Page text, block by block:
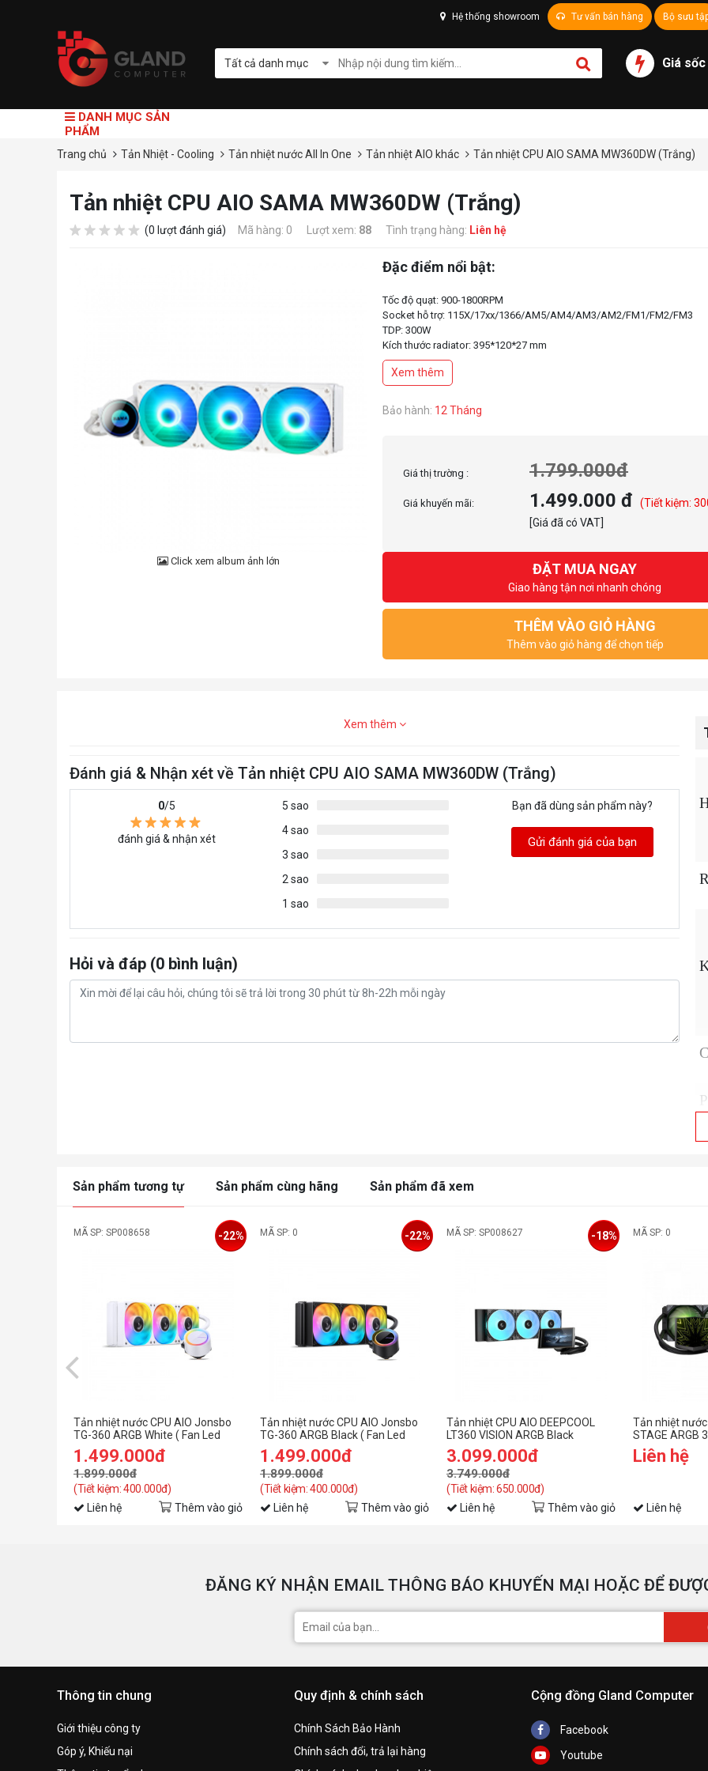
Hệ thống showroom Tư vấn bán hàng Bộ sưu
Tất cả danh mục Giá sốc
DANH MỤC SẢN
PHẨM
Trang chủ Tản Nhiệt - Cooling Tản nhiệt nước All In One Tản nhiệt AIO khác Tản nhiệt CPU AIO SAMA MW360DW (Trắng)
Tản nhiệt CPU AIO SAMA MW360DW (Trắng)
(0 lượt đánh giá) Mã hàng: 0 Lượt xem: 88 Tình trạng hàng: Liên hệ
Click xem album ảnh lớn
Đặc điểm nổi bật:
Tốc độ quạt: 900-1800RPM
Socket hỗ trợ: 115X/17xx/1366/AM5/AM4/AM3/AM2/FM1/FM2/FM3
TDP: 300W
Kích thước radiator: 395*120*27 mm
Kích thước block: 74*89.2*51.8 mm
Tốc độ bơm: 2500RPM
Ống bọc lưới cao cấp
Xem thêm
Bảo hành: 12 Tháng
Giá thị trường : 1.799.000đ
Giá khuyến mãi: 1.499.000 đ
(Tiết kiệm:
[Giá đã có VAT]
ĐẶT MUA NGAY
Giao hàng tận nơi nhanh chóng
THÊM VÀO GIỎ HÀNG
Thêm vào giỏ hàng để chọn tiếp
Xem thêm
Đánh giá & Nhận xét về Tản nhiệt CPU AIO SAMA MW360DW (Trắng)
0/5
đánh giá & nhận xét
5 sao
4 sao
3 sao
2 sao
1 sao
Bạn đã dùng sản phẩm này?
Gửi đánh giá của bạn
Hỏi và đáp (0 bình luận)
Sản phẩm tương tự Sản phẩm cùng hãng Sản phẩm đã xem
MÃ SP: SP008658
Tản nhiệt nước CPU AIO Jonsbo
TG-360 ARGB White ( Fan Led
ghép nối không dây )
1.499.000đ
1.899.000đ
(Tiết kiệm: 400.000đ)
-22%
Liên hệ Thêm vào giỏ
MÃ SP: 0
Tản nhiệt nước CPU AIO Jonsbo
TG-360 ARGB Black ( Fan Led
ghép nối không dây )
1.499.000đ
1.899.000đ
(Tiết kiệm: 400.000đ)
-22%
Liên hệ Thêm vào giỏ
MÃ SP: SP008627
Tản nhiệt CPU AIO DEEPCOOL
LT360 VISION ARGB Black
3.099.000đ
3.749.000đ
(Tiết kiệm: 650.000đ)
-18%
Liên hệ Thêm vào giỏ
MÃ SP: 0
Tản nhiệt nước
STAGE ARGB
hình)
Liên hệ
Liên hệ
ĐĂNG KÝ NHẬN EMAIL THÔNG BÁO KHUYẾN MẠI HOẶC ĐỂ
Thông tin chung
Giới thiệu công ty
Góp ý, Khiếu nại
Quy định & chính sách
Chính Sách Bảo Hành
Chính sách đổi, trả lại hàng
Cộng đồng Gland Computer
Facebook
Youtube